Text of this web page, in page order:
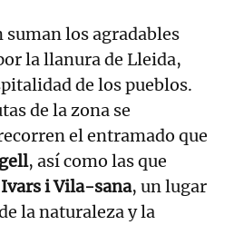
los agradables
la llanura de Lleida,
de los pueblos.
de la zona se
el entramado que
, así como las que
i Vila-sana, un lugar
la naturaleza y la